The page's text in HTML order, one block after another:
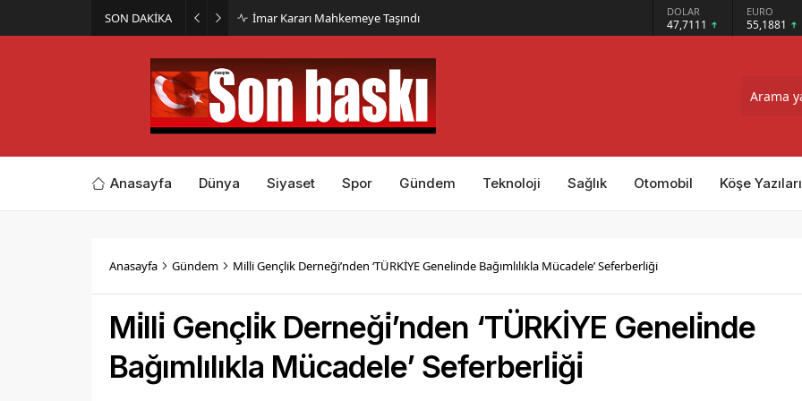
SON DAKİKA İmar Kararı Mahkemeye Taşındı DOLAR
47,7111
EURO
55,1881
Anasayfa Dünya Siyaset Spor Gündem Teknoloji Sağlık Otomobil Köşe Yazıları
Anasayfa Gündem Mi̇lli̇ Gençli̇k Derneği̇’nden ‘TÜRKİYE Geneli̇nde Bağımlılıkla Mücadele’ Seferberli̇ği̇
Mi̇lli̇ Gençli̇k Derneği̇’nden ‘TÜRKİYE Geneli̇nde
Bağımlılıkla Mücadele’ Seferberli̇ği̇